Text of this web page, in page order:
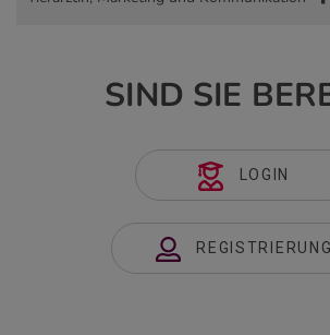
SIND SIE
LOGIN
REGISTRIERUNG